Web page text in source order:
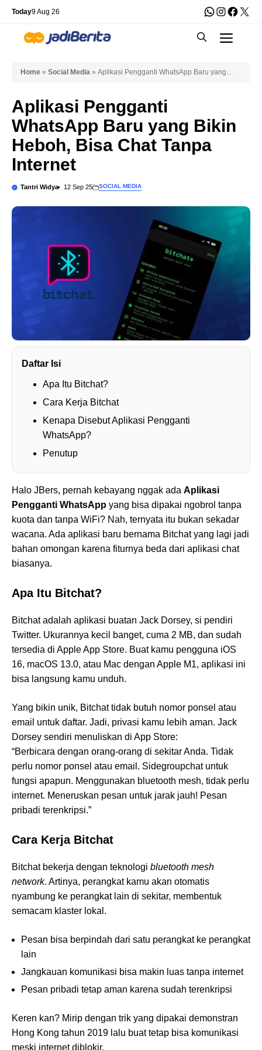
Skip
content
Today9 Aug 26 WhatsApp
X
Home » Social Media » Aplikasi Pengganti WhatsApp Baru yang
Aplikasi Pengganti
WhatsApp Baru yang Bikin
Heboh, Bisa Chat Tanpa
Internet
Tantri Widya 12 Sep 25 SOCIAL MEDIA
Daftar Isi
Apa Itu Bitchat?
Cara Kerja Bitchat
Kenapa Disebut Aplikasi Pengganti
WhatsApp?
Penutup
Halo JBers, pernah kebayang nggak ada Aplikasi
Pengganti WhatsApp yang bisa dipakai ngobrol tanpa
kuota dan tanpa WiFi? Nah, ternyata itu bukan sekadar
wacana. Ada aplikasi baru bernama Bitchat yang lagi jadi
bahan omongan karena fiturnya beda dari aplikasi chat
biasanya.
Apa Itu Bitchat?
Bitchat adalah aplikasi buatan Jack Dorsey, si pendiri
Twitter. Ukurannya kecil banget, cuma 2 MB, dan sudah
tersedia di Apple App Store. Buat kamu pengguna iOS
16, macOS 13.0, atau Mac dengan Apple M1, aplikasi ini
bisa langsung kamu unduh.
Yang bikin unik, Bitchat tidak butuh nomor ponsel atau
email untuk daftar. Jadi, privasi kamu lebih aman. Jack
Dorsey sendiri menuliskan di App Store:
“Berbicara dengan orang-orang di sekitar Anda. Tidak
perlu nomor ponsel atau email. Sidegroupchat untuk
fungsi apapun. Menggunakan bluetooth mesh, tidak perlu
internet. Meneruskan pesan untuk jarak jauh! Pesan
pribadi terenkripsi.”
Cara Kerja Bitchat
Bitchat bekerja dengan teknologi bluetooth mesh
network. Artinya, perangkat kamu akan otomatis
nyambung ke perangkat lain di sekitar, membentuk
semacam klaster lokal.
Pesan bisa berpindah dari satu perangkat ke perangkat
lain
Jangkauan komunikasi bisa makin luas tanpa internet
Pesan pribadi tetap aman karena sudah terenkripsi
Keren kan? Mirip dengan trik yang dipakai demonstran
Hong Kong tahun 2019 lalu buat tetap bisa komunikasi
meski internet diblokir.